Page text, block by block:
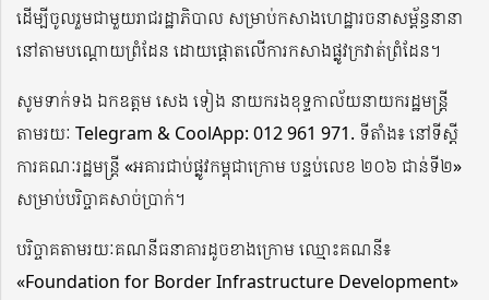
ដើម្បីចូលរួមជាមួយរាជរដ្ឋាភិបាល សម្រាប់កសាងហេដ្ឋារចនាសម្ព័ន្ធនានា
នៅតាមបណ្តោយព្រំដែន ដោយផ្ដោតលើការកសាងផ្លូវក្រវាត់ព្រំដែន។
សូមទាក់ទង ឯកឧត្តម សេង ទៀង នាយករងខុទ្ទកាល័យនាយករដ្ឋមន្ត្រី
តាមរយៈ Telegram & CoolApp: 012 961 971. ទីតាំង៖ នៅទីស្តី
ការគណៈរដ្ឋមន្ត្រី «អគារជាប់ផ្លូវកម្ពុជាក្រោម បន្ទប់លេខ ២០៦ ជាន់ទី២»
សម្រាប់បរិច្ចាគសាច់ប្រាក់។
បរិច្ចាគតាមរយៈគណនីធនាគារដូចខាងក្រោម ឈ្មោះគណនី៖
«Foundation for Border Infrastructure Development»